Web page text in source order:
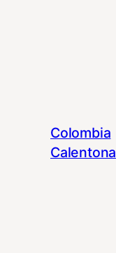
Colombia
Calentona